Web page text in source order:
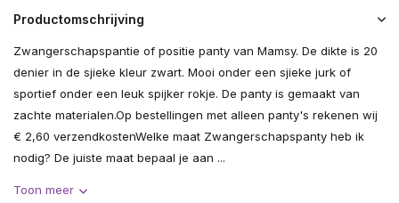
Productomschrijving
Zwangerschapspantie of positie panty van Mamsy. De dikte is 20
denier in de sjieke kleur zwart. Mooi onder een sjieke jurk of
sportief onder een leuk spijker rokje. De panty is gemaakt van
zachte materialen.Op bestellingen met alleen panty's rekenen wij
€ 2,60 verzendkostenWelke maat Zwangerschapspanty heb ik
nodig? De juiste maat bepaal je aan ...
Toon meer